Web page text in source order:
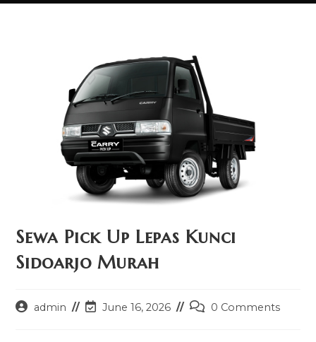
Sewa Pick Up Lepas Kunci
Sidoarjo Murah
Postadmin
PostJune 16, 2026
Post0 Comments